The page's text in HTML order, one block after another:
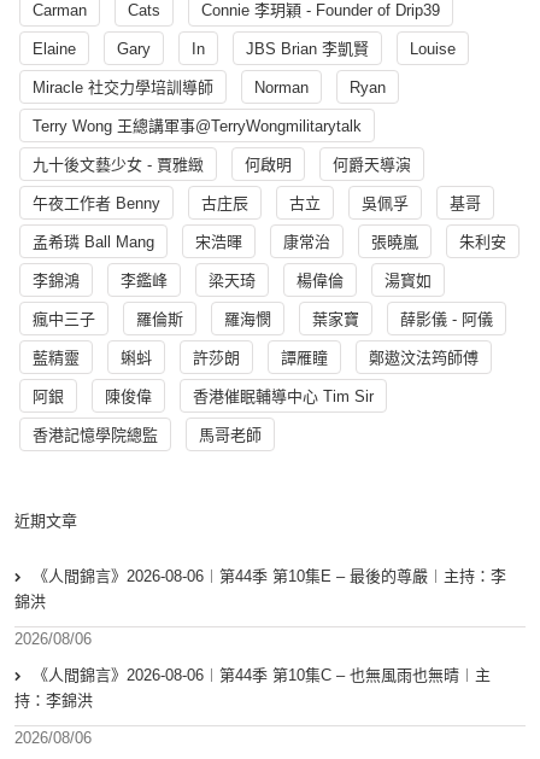
Carman Cats Connie 李玥穎 - Founder of Drip39
Elaine Gary In JBS Brian 李凱賢 Louise
Miracle 社交力學培訓導師 Norman Ryan
Terry Wong 王總講軍事@TerryWongmilitarytalk
九十後文藝少女 - 賈雅緻 何啟明 何爵天導演
午夜工作者 Benny 古庄辰 古立 吳佩孚 基哥
孟希璘 Ball Mang 宋浩暉 康常治 張曉嵐 朱利安
李錦鴻 李鑑峰 梁天琦 楊偉倫 湯寳如
瘋中三子 羅倫斯 羅海憫 葉家寶 薛影儀 - 阿儀
藍精靈 蝌蚪 許莎朗 譚雁瞳 鄭遨汶法筠師傅
阿銀 陳俊偉 香港催眠輔導中心 Tim Sir
香港記憶學院總監 馬哥老師
近期文章
《人間錦言》2026-08-06︱第44季 第10集E – 最後的尊嚴︱主持：李
錦洪
2026/08/06
《人間錦言》2026-08-06︱第44季 第10集C – 也無風雨也無晴︱主
持：李錦洪
2026/08/06